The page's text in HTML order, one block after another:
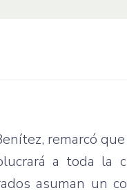
remarcó
a toda la
asuman un